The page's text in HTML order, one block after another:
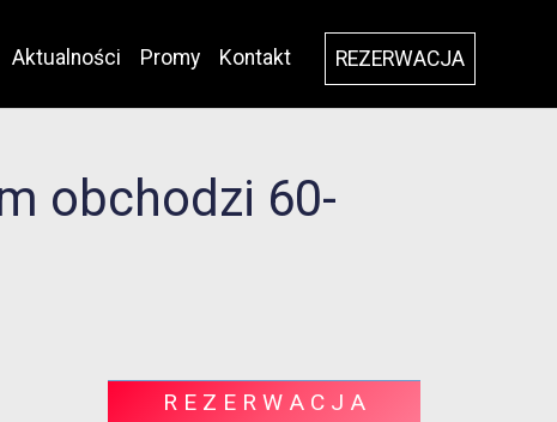
Aktualności Promy Kontakt REZERWACJA
obchodzi 60-
R E Z E R W A C J A